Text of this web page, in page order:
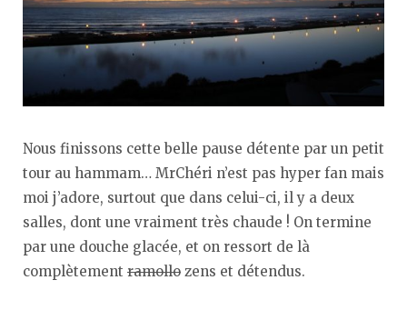
Nous finissons cette belle pause détente par un petit
tour au hammam… MrChéri n’est pas hyper fan mais
moi j’adore, surtout que dans celui-ci, il y a deux
salles, dont une vraiment très chaude ! On termine
par une douche glacée, et on ressort de là
complètement ramollo zens et détendus.